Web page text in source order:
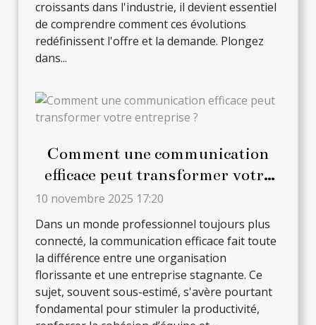
croissants dans l'industrie, il devient essentiel
de comprendre comment ces évolutions
redéfinissent l'offre et la demande. Plongez
dans...
Comment une communication
efficace peut transformer votre
entreprise ?
10 novembre 2025 17:20
Dans un monde professionnel toujours plus
connecté, la communication efficace fait toute
la différence entre une organisation
florissante et une entreprise stagnante. Ce
sujet, souvent sous-estimé, s'avère pourtant
fondamental pour stimuler la productivité,